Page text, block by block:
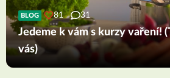
BLOG 81 31
Jedeme k vám s kurzy vaření!
vás)